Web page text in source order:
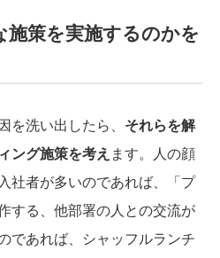
策を実施するのかを
洗い出したら、 それらを解
ング施策を考え ます。人の顔
社者が多いのであれば、「プ
する、他部署の人との交流が
であれば、シャッフルランチ